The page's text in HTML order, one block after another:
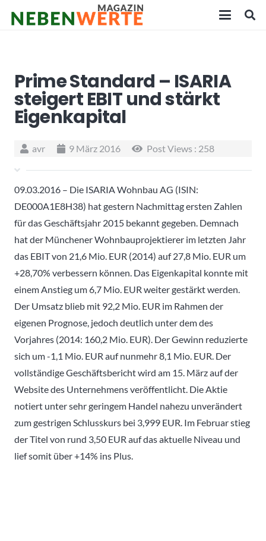
Prime Standard – ISARIA
steigert EBIT und stärkt
Eigenkapital
avr 9 März 2016 Post Views : 258
09.03.2016 – Die ISARIA Wohnbau AG (ISIN:
DE000A1E8H38) hat gestern Nachmittag ersten Zahlen
für das Geschäftsjahr 2015 bekannt gegeben. Demnach
hat der Münchener Wohnbauprojektierer im letzten Jahr
das EBIT von 21,6 Mio. EUR (2014) auf 27,8 Mio. EUR um
+28,70% verbessern können. Das Eigenkapital konnte mit
einem Anstieg um 6,7 Mio. EUR weiter gestärkt werden.
Der Umsatz blieb mit 92,2 Mio. EUR im Rahmen der
eigenen Prognose, jedoch deutlich unter dem des
Vorjahres (2014: 160,2 Mio. EUR). Der Gewinn reduzierte
sich um -1,1 Mio. EUR auf nunmehr 8,1 Mio. EUR. Der
vollständige Geschäftsbericht wird am 15. März auf der
Website des Unternehmens veröffentlicht. Die Aktie
notiert unter sehr geringem Handel nahezu unverändert
zum gestrigen Schlusskurs bei 3,999 EUR. Im Februar stieg
der Titel von rund 3,50 EUR auf das aktuelle Niveau und
lief somit über +14% ins Plus.